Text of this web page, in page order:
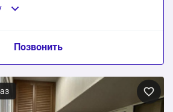
изм. / Цена
конструкции на базе профиля
двухкамерным стеклопакетом
Позвонить